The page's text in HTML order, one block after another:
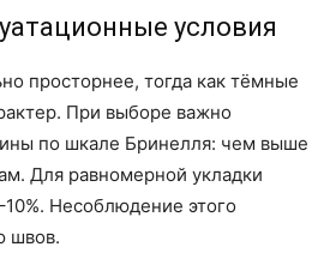
условия
просторнее, тогда как тёмные
При выборе важно
по шкале Бринелля: чем выше
Для равномерной укладки
Несоблюдение этого
швов.